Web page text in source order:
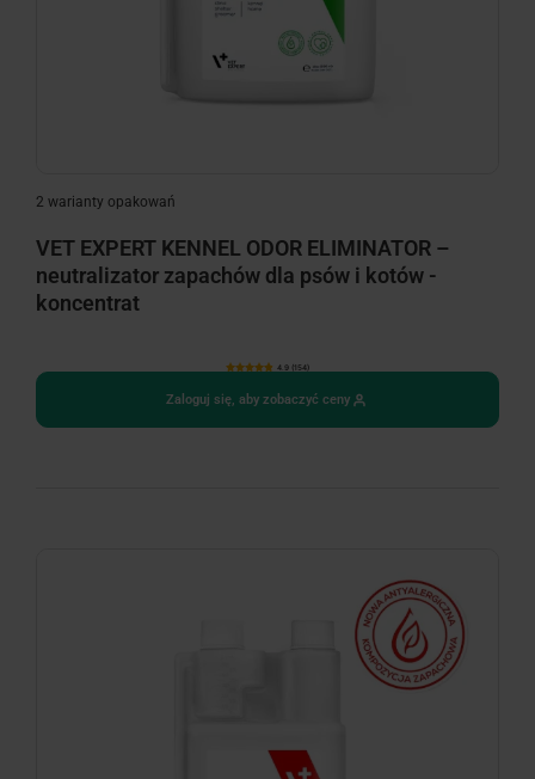
2 warianty opakowań
VET EXPERT KENNEL ODOR ELIMINATOR –
neutralizator zapachów dla psów i kotów -
koncentrat
4.9 (154)
Zaloguj się, aby zobaczyć ceny